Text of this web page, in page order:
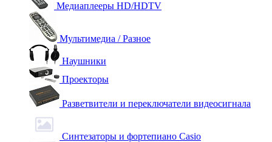
Медиаплееры HD/HDTV
Мультимедиа / Разное
Наушники
Проекторы
Разветвители и переключатели видеосигнала
Синтезаторы и фортепиано Casio